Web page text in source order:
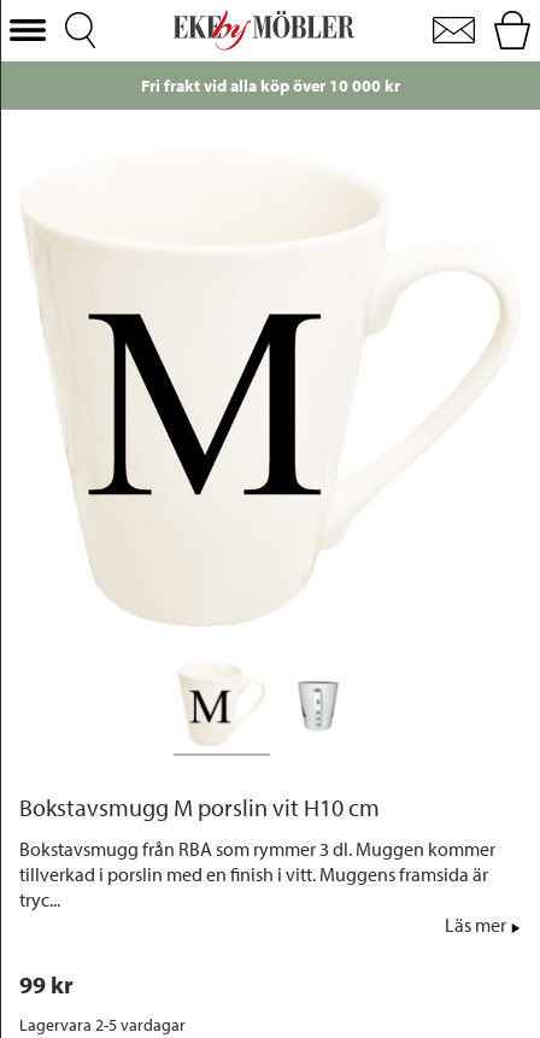
Bokstavsmugg M porslin vit H10 cm
Välj Kategori
Stolar
Sängar
Förvaring
Belysning
Utemöbler
Varumärken
Fri frakt vid alla köp över 10 000 kr
Bokstavsmugg M porslin vit H10 cm
Bokstavsmugg från RBA som rymmer 3 dl. Muggen kommer
tillverkad i porslin med en finish i vitt. Muggens framsida är
tryc...
Läs mer
99 kr
Lagervara 2-5 vardagar